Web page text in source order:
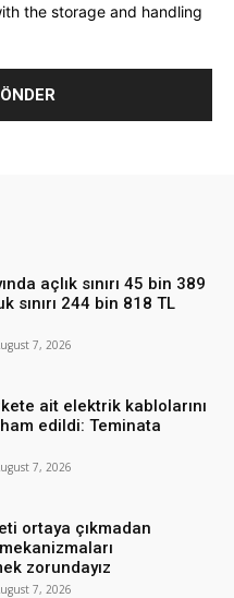
the storage and handling
açlık sınırı 45 bin 389
sınırı 244 bin 818 TL
7, 2026
ait elektrik kablolarını
edildi: Teminata
7, 2026
ortaya çıkmadan
zorundayız
7, 2026